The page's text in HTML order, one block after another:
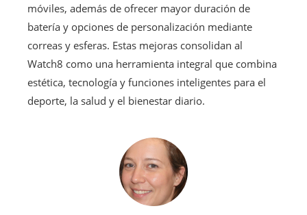
móviles, además de ofrecer mayor duración de
batería y opciones de personalización mediante
correas y esferas. Estas mejoras consolidan al
Watch8 como una herramienta integral que combina
estética, tecnología y funciones inteligentes para el
deporte, la salud y el bienestar diario.